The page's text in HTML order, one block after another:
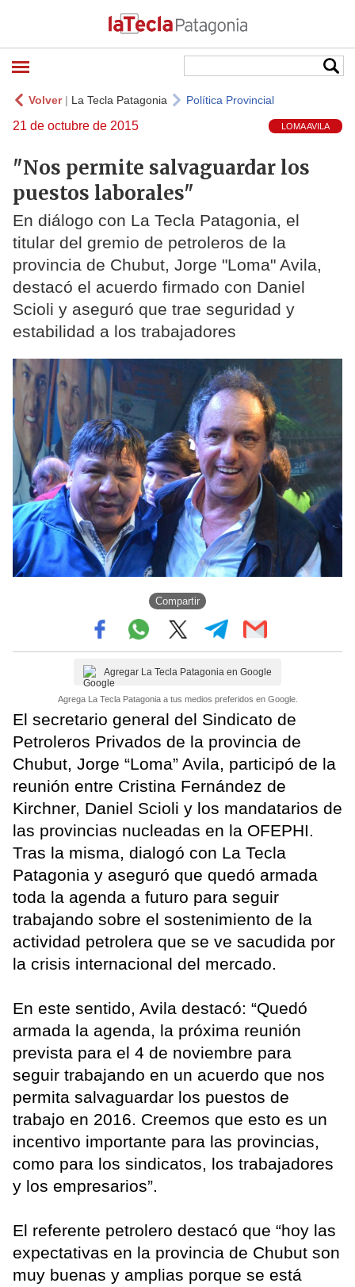
Volver| La Tecla Patagonia Política Provincial
21 de octubre de 2015 LOMA AVILA
"Nos permite salvaguardar los
puestos laborales"
En diálogo con La Tecla Patagonia, el
titular del gremio de petroleros de la
provincia de Chubut, Jorge "Loma" Avila,
destacó el acuerdo firmado con Daniel
Scioli y aseguró que trae seguridad y
estabilidad a los trabajadores
Compartir
Agregar La Tecla Patagonia en Google
Agrega La Tecla Patagonia a tus medios preferidos en Google.
El secretario general del Sindicato de
Petroleros Privados de la provincia de
Chubut, Jorge “Loma” Avila, participó de la
reunión entre Cristina Fernández de
Kirchner, Daniel Scioli y los mandatarios de
las provincias nucleadas en la OFEPHI.
Tras la misma, dialogó con La Tecla
Patagonia y aseguró que quedó armada
toda la agenda a futuro para seguir
trabajando sobre el sostenimiento de la
actividad petrolera que se ve sacudida por
la crisis internacional del mercado.
En este sentido, Avila destacó: “Quedó
armada la agenda, la próxima reunión
prevista para el 4 de noviembre para
seguir trabajando en un acuerdo que nos
permita salvaguardar los puestos de
trabajo en 2016. Creemos que esto es un
incentivo importante para las provincias,
como para los sindicatos, los trabajadores
y los empresarios”.
El referente petrolero destacó que “hoy las
expectativas en la provincia de Chubut son
muy buenas y amplias porque se está